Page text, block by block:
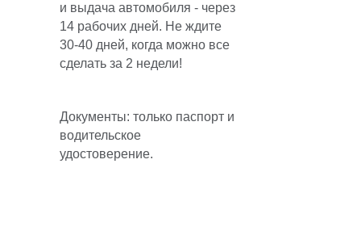
и выдача автомобиля - через
14 рабочих дней. Не ждите
30-40 дней, когда можно все
сделать за 2 недели!
Документы: только паспорт и
водительское
удостоверение.